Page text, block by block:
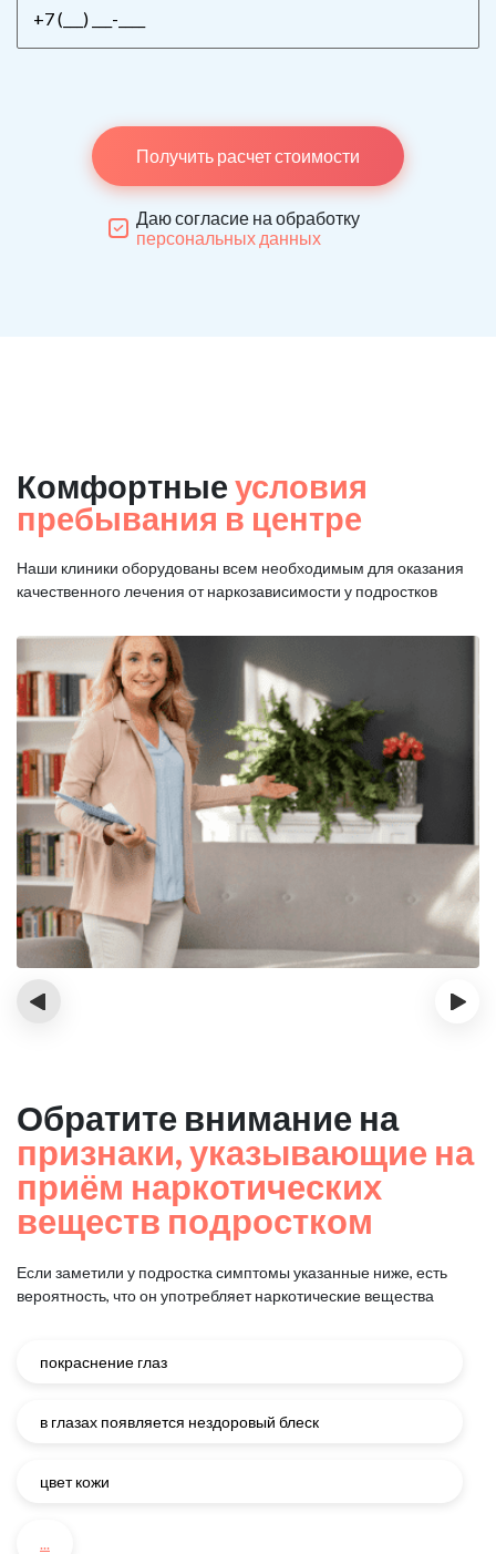
Получить расчет стоимости
Даю согласие на обработку
персональных данных
Комфортные условия
пребывания в центре
Наши клиники оборудованы всем необходимым для оказания
качественного лечения от наркозависимости у подростков
‹ ›
Обратите внимание на
признаки, указывающие на
приём наркотических
веществ подростком
Если заметили у подростка симптомы указанные ниже, есть
вероятность, что он употребляет наркотические вещества
покраснение глаз
в глазах появляется нездоровый блеск
цвет кожи
...